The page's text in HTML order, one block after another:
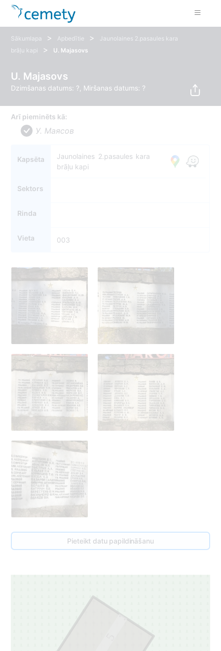
Sākumlapa > Apbedītie >
Jaunolaines 2.pasaules kara
brāļu kapi
> U. Majasovs
U. Majasovs
Dzimšanas datums: ?, Miršanas datums: ?
Arī pieminēts kā:
У. Маясов
Kapsēta
Jaunolaines 2.pasaules kara
brāļu kapi
Sektors
Rinda
Vieta 003
Pieteikt datu papildināšanu